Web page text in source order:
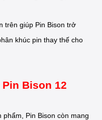
trên giúp Pin Bison trở
khúc pin thay thế cho
Bison 12
Pin Bison còn mang